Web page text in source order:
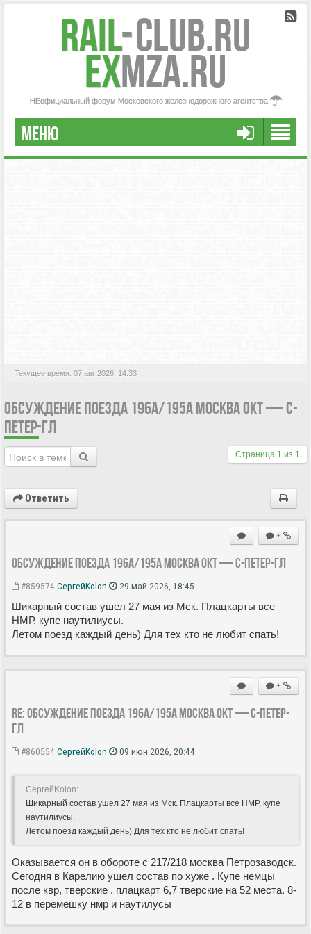
Rail-Club.RU
exMZA.RU
НЕофициальный форум Московского железнодорожного агентства
МЕНЮ
РЕГИСТРАЦИЯ
Текущее время: 07 авг 2026, 14:33
ОБСУЖДЕНИЕ ПОЕЗДА 196А/195А МОСКВА ОКТ — С-
ПЕТЕР-ГЛ
Страница 1 из 1
Ответить
+
Обсуждение поезда 196А/195А Москва Окт — С-Петер-Гл
#859574 СергейKolon 29 май 2026, 18:45
Шикарный состав ушел 27 мая из Мск. Плацкарты все
НМР, купе наутилиусы.
Летом поезд каждый день) Для тех кто не любит спать!
+
Re: Обсуждение поезда 196А/195А Москва Окт — С-Петер-
Гл
#860554 СергейKolon 09 июн 2026, 20:44
СергейKolon:
Шикарный состав ушел 27 мая из Мск. Плацкарты все НМР, купе
наутилиусы.
Летом поезд каждый день) Для тех кто не любит спать!
Оказывается он в обороте с 217/218 москва Петрозаводск.
Сегодня в Карелию ушел состав по хуже . Купе немцы
после квр, тверские . плацкарт 6,7 тверские на 52 места. 8-
12 в перемешку нмр и наутилусы